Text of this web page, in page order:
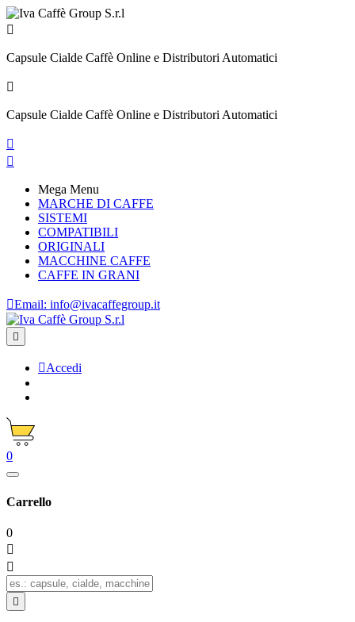

Capsule Cialde Caffè Online e Distributori Automatici

Capsule Cialde Caffè Online e Distributori Automatici


Mega Menu
MARCHE DI CAFFE
SISTEMI
COMPATIBILI
ORIGINALI
MACCHINE CAFFE
CAFFE IN GRANI
Email: info@ivacaffegroup.it

Accedi
0
Carrello
0


